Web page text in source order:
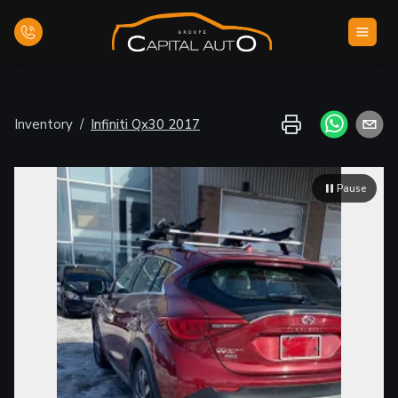
Financiamiento
Evaluar su vehículo
Contáctenos
Español
Inventory / Infiniti Qx30 2017
Pause